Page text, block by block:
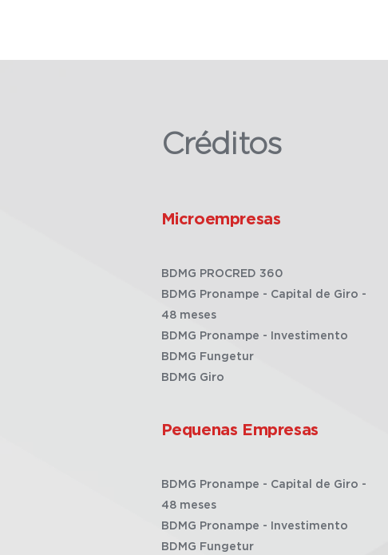
Créditos
Microempresas
BDMG PROCRED 360
BDMG Pronampe - Capital de Giro -
48 meses
BDMG Pronampe - Investimento
BDMG Fungetur
BDMG Giro
Pequenas Empresas
BDMG Pronampe - Capital de Giro -
48 meses
BDMG Pronampe - Investimento
BDMG Fungetur